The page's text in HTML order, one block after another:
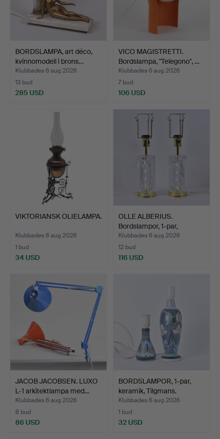
BORDSLAMPA, art déco,
kvinnomodell i brons…
Klubbades 6 aug 2026
13 bud
285 USD
VICO MAGISTRETTI.
Bordslampa, "Telegono", …
Klubbades 6 aug 2026
7 bud
106 USD
VIKTORIANSK OLIELAMPA.
Klubbades 6 aug 2026
1 bud
34 USD
OLLE ALBERIUS.
Bordslampor, 1-par,
mässing…
Klubbades 6 aug 2026
12 bud
116 USD
JACOB JACOBSEN. LUXO
L-1 arkitektlampa med…
Klubbades 6 aug 2026
8 bud
86 USD
BORDSLAMPOR, 1-par,
keramik, Tilgmans.
Klubbades 6 aug 2026
1 bud
32 USD